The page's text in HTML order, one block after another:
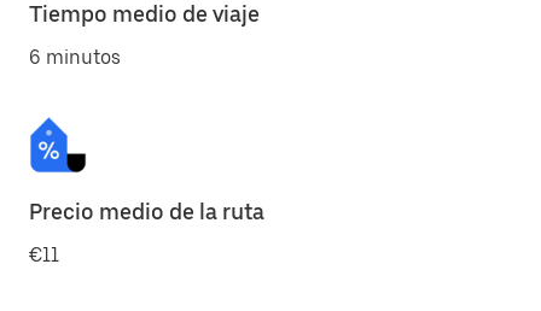
Tiempo medio de viaje
6 minutos
Precio medio de la ruta
€11